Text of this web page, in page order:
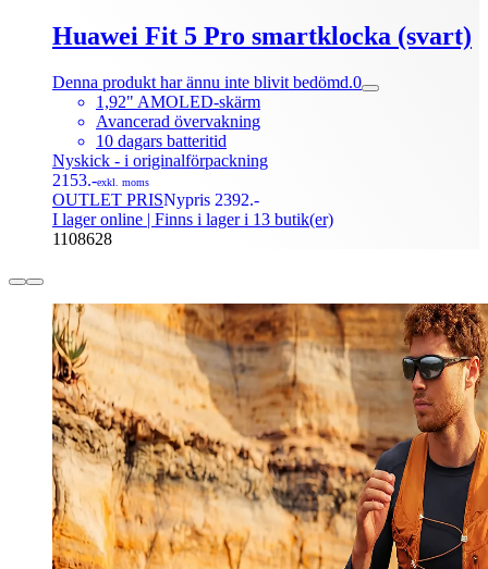
Huawei Fit 5 Pro smartklocka (svart)
Denna produkt har ännu inte blivit bedömd.0
1,92" AMOLED-skärm
Avancerad övervakning
10 dagars batteritid
Nyskick - i originalförpackning
2153.-exkl. moms
OUTLET PRISNypris 2392.-
I lager online | Finns i lager i 13 butik(er)
1108628